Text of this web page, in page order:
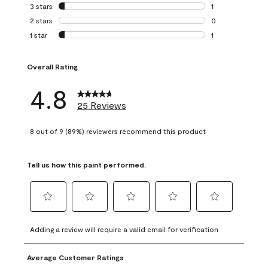
0 reviews with 4
3 stars stars
1
1 review with 3
2 stars stars
0
0 reviews with 2
1 star stars
1
Overall Rating
4.8 25 Reviews
8 out of 9 (89%) reviewers recommend this product
Tell us how this paint performed.
to
rate
the
item
to
rate
the
to
rate
the
item
to
rate
to
rate
Adding a review will require a valid email for verification
Average Customer Ratings